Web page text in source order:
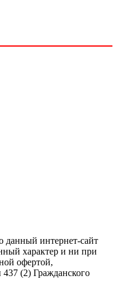
данный интернет-сайт
характер и ни при
офертой,
(2) Гражданского